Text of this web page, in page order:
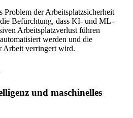
Problem der Arbeitsplatzsicherheit
Befürchtung, dass KI- und ML-
Arbeitsplatzverlust führen
werden und die
Arbeit verringert wird.
und maschinelles